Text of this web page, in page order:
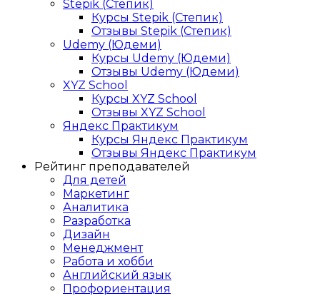
Stepik (Степик)
Курсы Stepik (Степик)
Отзывы Stepik (Степик)
Udemy (Юдеми)
Курсы Udemy (Юдеми)
Отзывы Udemy (Юдеми)
XYZ School
Курсы XYZ School
Отзывы XYZ School
Яндекс Практикум
Курсы Яндекс Практикум
Отзывы Яндекс Практикум
Рейтинг преподавателей
Для детей
Маркетинг
Аналитика
Разработка
Дизайн
Менеджмент
Работа и хобби
Английский язык
Профориентация